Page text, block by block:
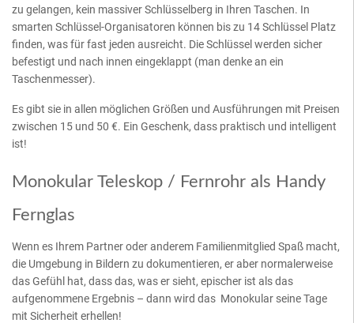
zu gelangen, kein massiver Schlüsselberg in Ihren Taschen. In
smarten Schlüssel-Organisatoren können bis zu 14 Schlüssel Platz
finden, was für fast jeden ausreicht. Die Schlüssel werden sicher
befestigt und nach innen eingeklappt (man denke an ein
Taschenmesser).
Es gibt sie in allen möglichen Größen und Ausführungen mit Preisen
zwischen 15 und 50 €. Ein Geschenk, dass praktisch und intelligent
ist!
Monokular Teleskop / Fernrohr als Handy
Fernglas
Wenn es Ihrem Partner oder anderem Familienmitglied Spaß macht,
die Umgebung in Bildern zu dokumentieren, er aber normalerweise
das Gefühl hat, dass das, was er sieht, epischer ist als das
aufgenommene Ergebnis – dann wird das Monokular seine Tage
mit Sicherheit erhellen!